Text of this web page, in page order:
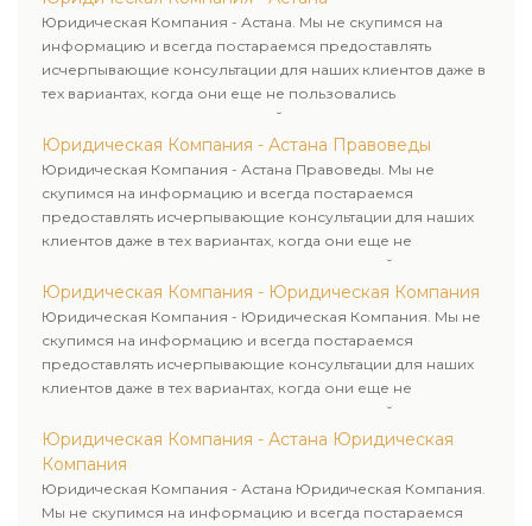
Юридическая Компания - Астана. Мы не скупимся на
информацию и всегда постараемся предоставлять
исчерпывающие консультации для наших клиентов даже в
тех вариантах, когда они еще не пользовались
юридическими услугами нашей компании.
Юридическая Компания - Астана Правоведы
Юридическая Компания - Астана Правоведы. Мы не
скупимся на информацию и всегда постараемся
предоставлять исчерпывающие консультации для наших
клиентов даже в тех вариантах, когда они еще не
пользовались юридическими услугами нашей компании.
Юридическая Компания - Юридическая Компания
Юридическая Компания - Юридическая Компания. Мы не
скупимся на информацию и всегда постараемся
предоставлять исчерпывающие консультации для наших
клиентов даже в тех вариантах, когда они еще не
пользовались юридическими услугами нашей компании.
Юридическая Компания - Астана Юридическая
Компания
Юридическая Компания - Астана Юридическая Компания.
Мы не скупимся на информацию и всегда постараемся